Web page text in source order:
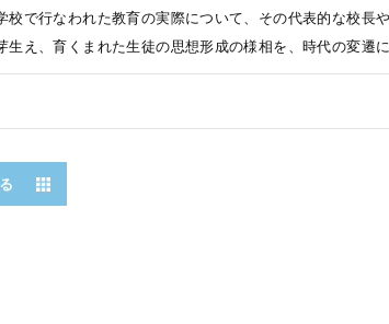
校で行なわれた教育の実際について、その代表的な校長
え、育くまれた生徒の思想形成の様相を、時代の変遷に